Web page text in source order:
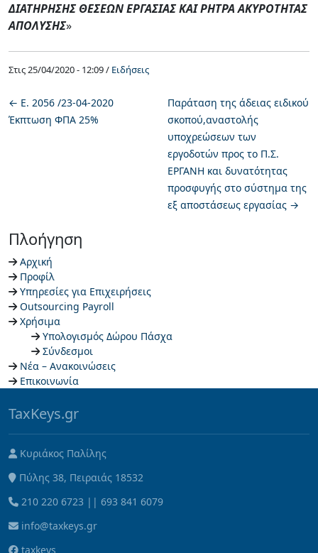
Πλοήγηση
Αρχική
Προφίλ
Υπηρεσίες για Επιχειρήσεις
Outsourcing Payroll
Χρήσιμα
Υπολογισμός Δώρου Πάσχα
Σύνδεσμοι
Νέα – Ανακοινώσεις
Επικοινωνία
ΔΙΑΤΗΡΗΣΗΣ ΘΕΣΕΩΝ ΕΡΓΑΣΙΑΣ ΚΑΙ ΡΗΤΡΑ ΑΚΥΡΟΤΗΤΑΣ
ΑΠΟΛΥΣΗΣ»
Στις25/04/2020 - 12:09 / Ειδήσεις
← Ε. 2056 /23-04-2020
Έκπτωση ΦΠΑ 25%
Παράταση της άδειας ειδικού
σκοπού,αναστολής
υποχρεώσεων των
εργοδοτών προς το Π.Σ.
ΕΡΓΑΝΗ και δυνατότητας
προσφυγής στο σύστημα της
εξ αποστάσεως εργασίας →
TaxKeys.gr
Κυριάκος Παλίλης
Πύλης 38, Πειραιάς 18532
210 220 6723 || 693 841 6079
info@taxkeys.gr
taxkeys